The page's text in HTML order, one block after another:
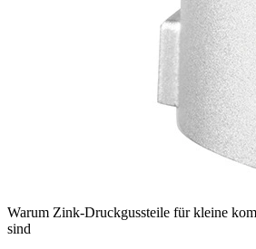
Warum Zink-Druckgussteile für kleine
sind